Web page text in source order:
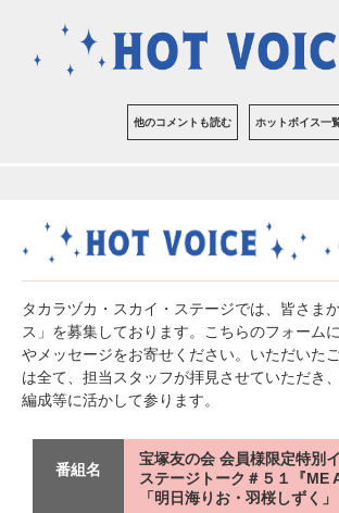
他のコメントも読む ホットボイス一
タカラヅカ・スカイ・ステージでは、皆さま
ス」を募集しております。こちらのフォーム
やメッセージをお寄せください。いただいた
は全て、担当スタッフが拝見させていただき
編成等に活かして参ります。
番組名
宝塚友の会 会員様限定特別
ステージトーク＃５１『ME
「明日海りお・羽桜しずく」